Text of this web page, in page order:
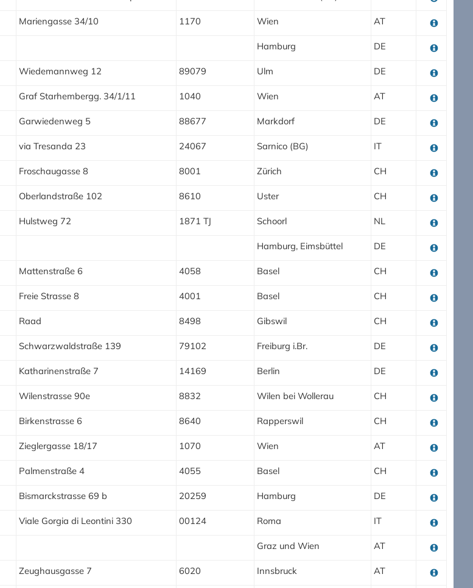
Mariengasse 34/10 1170 Wien AT
Hamburg DE
Wiedemannweg 12 89079 Ulm DE
Graf Starhembergg. 34/1/11 1040 Wien AT
Garwiedenweg 5 88677 Markdorf DE
via Tresanda 23 24067 Sarnico (BG) IT
Froschaugasse 8 8001 Zürich CH
Oberlandstraße 102 8610 Uster CH
Hulstweg 72 1871 TJ Schoorl NL
Hamburg, Eimsbüttel DE
Mattenstraße 6 4058 Basel CH
Freie Strasse 8 4001 Basel CH
Raad 8498 Gibswil CH
Schwarzwaldstraße 139 79102 Freiburg i.Br. DE
Katharinenstraße 7 14169 Berlin DE
Wilenstrasse 90e 8832 Wilen bei Wollerau CH
Birkenstrasse 6 8640 Rapperswil CH
Zieglergasse 18/17 1070 Wien AT
Palmenstraße 4 4055 Basel CH
Bismarckstrasse 69 b 20259 Hamburg DE
Viale Gorgia di Leontini 330 00124 Roma IT
Graz und Wien AT
Zeughausgasse 7 6020 Innsbruck AT